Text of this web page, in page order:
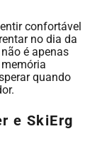
confortável
no dia da
é apenas
quando
e SkiErg